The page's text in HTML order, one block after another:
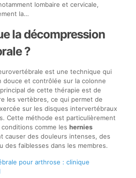
lombaire et cervicale,
la…
la décompression
?
est une technique qui
douce et contrôlée sur la colonne
de cette thérapie est de
les vertèbres, ce qui permet de
sur les disques intervertébraux
Cette méthode est particulièrement
comme les hernies
causer des douleurs intenses, des
des faiblesses dans les membres.
pour arthrose : clinique